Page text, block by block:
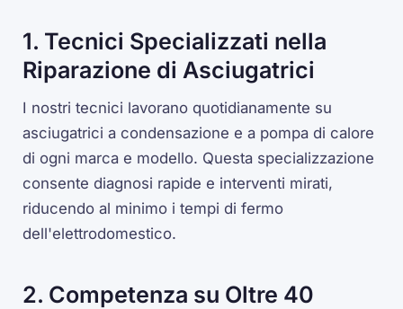
1. Tecnici Specializzati nella
Riparazione di Asciugatrici
I nostri tecnici lavorano quotidianamente su
asciugatrici a condensazione e a pompa di calore
di ogni marca e modello. Questa specializzazione
consente diagnosi rapide e interventi mirati,
riducendo al minimo i tempi di fermo
dell'elettrodomestico.
2. Competenza su Oltre 40